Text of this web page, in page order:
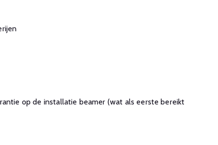
op de installatie beamer (wat als eerste bereikt